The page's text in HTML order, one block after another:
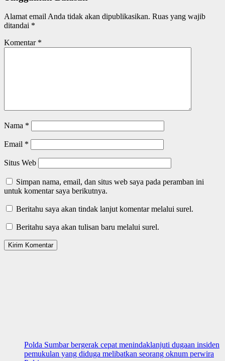
Alamat email Anda tidak akan dipublikasikan. Ruas yang wajib
ditandai *
Komentar *
Nama *
Email *
Situs Web
Simpan nama, email, dan situs web saya pada peramban ini
untuk komentar saya berikutnya.
Beritahu saya akan tindak lanjut komentar melalui surel.
Beritahu saya akan tulisan baru melalui surel.
Polda Sumbar bergerak cepat menindaklanjuti dugaan insiden
pemukulan yang diduga melibatkan seorang oknum perwira